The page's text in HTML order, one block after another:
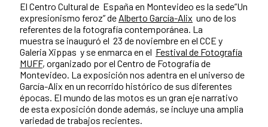
El Centro Cultural de España en Montevideo es la sede”Un
expresionismo feroz” de Alberto García-Alix uno de los
referentes de la fotografía contemporánea. La
muestra se inauguró el 23 de noviembre en el CCE y
Galeria Xippas y se enmarca en el Festival de Fotografía
MUFF, organizado por el Centro de Fotografía de
Montevideo. La exposición nos adentra en el universo de
García-Alix en un recorrido histórico de sus diferentes
épocas. El mundo de las motos es un gran eje narrativo
de esta exposición donde además, se incluye una amplia
variedad de trabajos recientes.